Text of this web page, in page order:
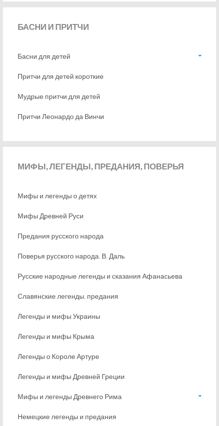
БАСНИ И ПРИТЧИ
Басни для детей
Притчи для детей короткие
Мудрые притчи для детей
Притчи Леонардо да Винчи
МИФЫ,ЛЕГЕНДЫ, ПРЕДАНИЯ, ПОВЕРЬЯ
Мифы и легенды о детях
Мифы Древней Руси
Предания русского народа
Поверья русского народа. В. Даль
Русские народные легенды и сказания Афанасьева
Славянские легенды, предания
Легенды и мифы Украины
Легенды и мифы Крыма
Легенды о Короле Артуре
Легенды и мифы Древней Греции
Мифы и легенды Древнего Рима
Немецкие легенды и предания